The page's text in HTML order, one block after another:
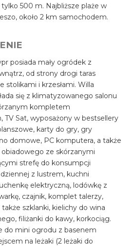
500 m. Najbliższe plaże w
około 2 km samochodem.
posiada mały ogródek z
od strony drogi taras
stolikami i krzesłami. Willa
się z klimatyzowanego salonu
kompletem
TV Sat, wyposażony w bestsellery
karty do gry, gry
domowe, PC komputera, a także
ze skórzanymi
strefę do konsumpcji
z lustrem, kuchni
elektryczną, lodówkę z
czajnik, komplet talerzy,
szklanki, kielichy do wina
filiżanki do kawy, korkociąg.
do mini ogrodu z basenem
na leżaki (2 leżaki do